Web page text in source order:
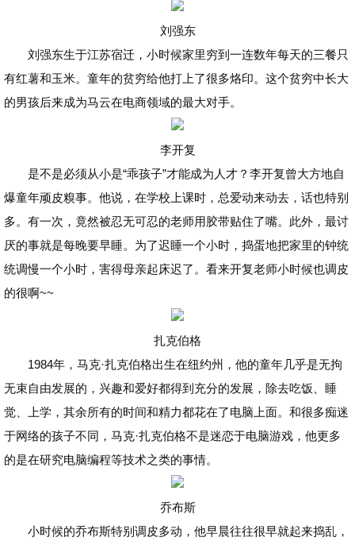
刘强东
刘强东生于江苏宿迁，小时候家里穷到一连数年每天的三餐只
有红薯和玉米。童年的贫穷给他打上了很多烙印。这个贫穷中长大
的男孩后来成为马云在电商领域的最大对手。
李开复
是不是必须从小是“乖孩子”才能成为人才？李开复曾大方地自
爆童年顽皮糗事。他说，在学校上课时，总爱动来动去，话也特别
多。有一次，竟然被忍无可忍的老师用胶带贴住了嘴。此外，最讨
厌的事就是每晚要早睡。为了迟睡一个小时，捣蛋地把家里的钟统
统调慢一个小时，害得母亲起床迟了。看来开复老师小时候也调皮
的很啊~~
扎克伯格
1984年，马克·扎克伯格出生在纽约州，他的童年几乎是无拘
无束自由发展的，兴趣和爱好都得到充分的发展，除去吃饭、睡
觉、上学，其余所有的时间和精力都花在了电脑上面。和很多痴迷
于网络的孩子不同，马克·扎克伯格不是迷恋于电脑游戏，他更多
的是在研究电脑编程等技术之类的事情。
乔布斯
小时候的乔布斯特别调皮多动，他早晨往往很早就起来捣乱，